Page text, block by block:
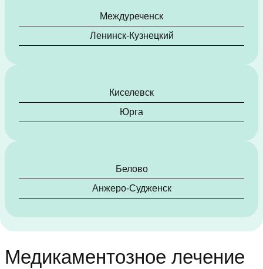
Междуреченск
Ленинск-Кузнецкий
Киселевск
Юрга
Белово
Анжеро-Судженск
Медикаментозное лечение